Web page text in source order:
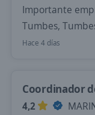
Importante
Tumbes,
Hace 4 días
Coordinador
4,2